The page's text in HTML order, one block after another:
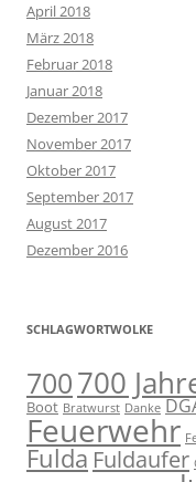
April 2018
März 2018
Februar 2018
Januar 2018
Dezember 2017
November 2017
Oktober 2017
September 2017
August 2017
Dezember 2016
SCHLAGWORTWOLKE
700700
Boot Bratwurst Danke
Feuerwehr
Fulda Fuldaufer